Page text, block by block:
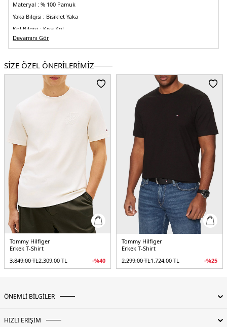
Materyal : % 100 Pamuk
Yaka Bilgisi : Bisiklet Yaka
Kol Bilgisi : Kısa Kol
Kalıp Bilgisi :Regular Fit
3DE1MW0MW38621DW5.12
Devamını Gör
SİZE ÖZEL ÖNERİLERİMİZ
Tommy Hilfiger
Erkek T-Shirt
3.849,00TL2.309,00 TL -%40
Tommy Hilfiger
Erkek T-Shirt
2.299,00TL1.724,00 TL -%25
ÖNEMLİ BİLGİLER
HIZLI ERİŞİM